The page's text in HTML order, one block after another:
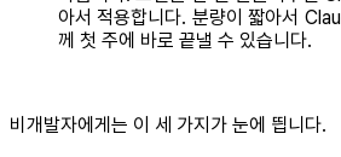
아서 적용합니다. 분량이 짧아서
께 첫 주에 바로 끝낼 수 있습니다.
비개발자에게는 이 세 가지가 눈에 띕니다.